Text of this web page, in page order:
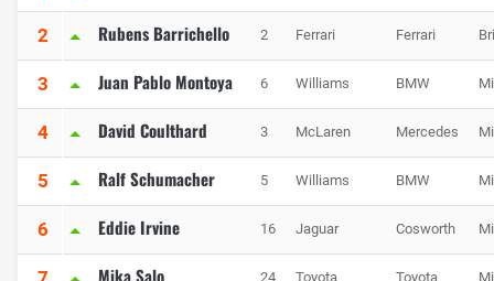
2 Rubens Barrichello 2 Ferrari Ferrari
3 Juan Pablo Montoya 6 Williams BMW
4 David Coulthard 3 McLaren Mercedes
5 Ralf Schumacher 5 Williams BMW
6 Eddie Irvine 16 Jaguar Cosworth
Mika Salo 24 Toyota Toyota